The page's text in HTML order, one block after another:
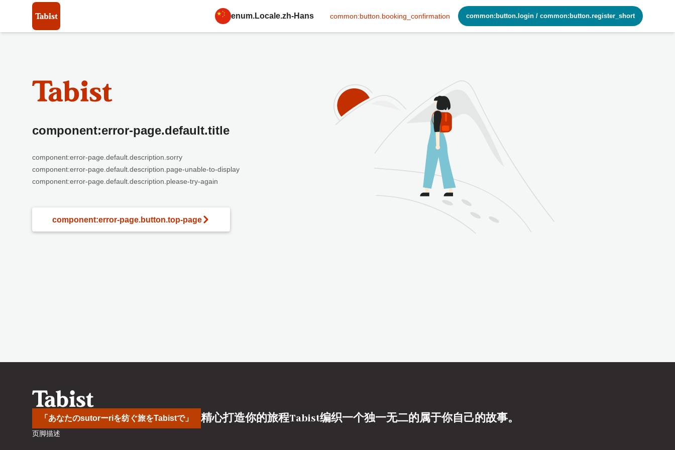
enum.Locale.zh-Hans common:button.booking_confirmation common:button.login / common:button.register_short
component:error-page.default.title
component:error-page.default.description.sorry
component:error-page.default.description.page-unable-to-display
component:error-page.default.description.please-try-again
component:error-page.button.top-page
「あなたのsutorーriを纺ぐ旅をTabistで」 精心打造你的旅程Tabist编织一个独一无二的属于你自己的故事。
页脚描述